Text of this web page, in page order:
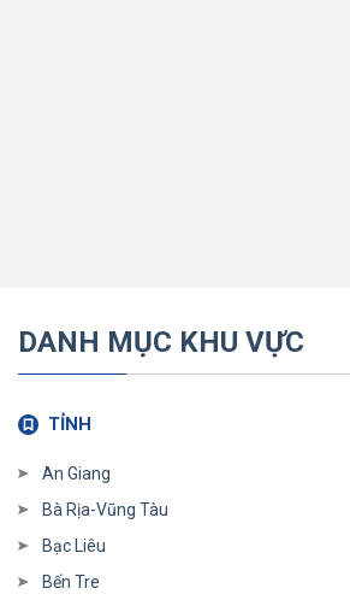
DANH MỤC KHU VỰC
TỈNH
An Giang
Bà Rịa-Vũng Tàu
Bạc Liêu
Bến Tre